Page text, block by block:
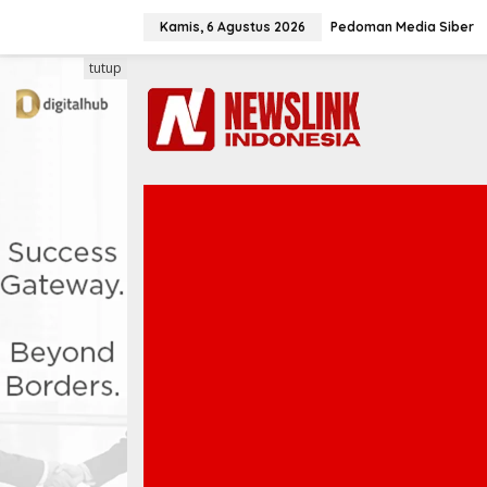
Kamis, 6 Agustus 2026 Pedoman Media Siber
tutup